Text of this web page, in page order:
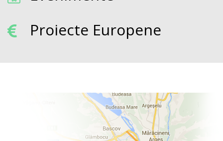
Proiecte Europene